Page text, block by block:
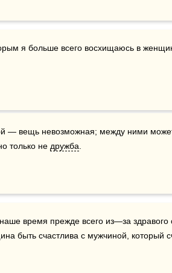
я больше всего восхищаюсь в
— вещь невозможная; между ними
но только не дружба
быть счастлива с мужчиной, который